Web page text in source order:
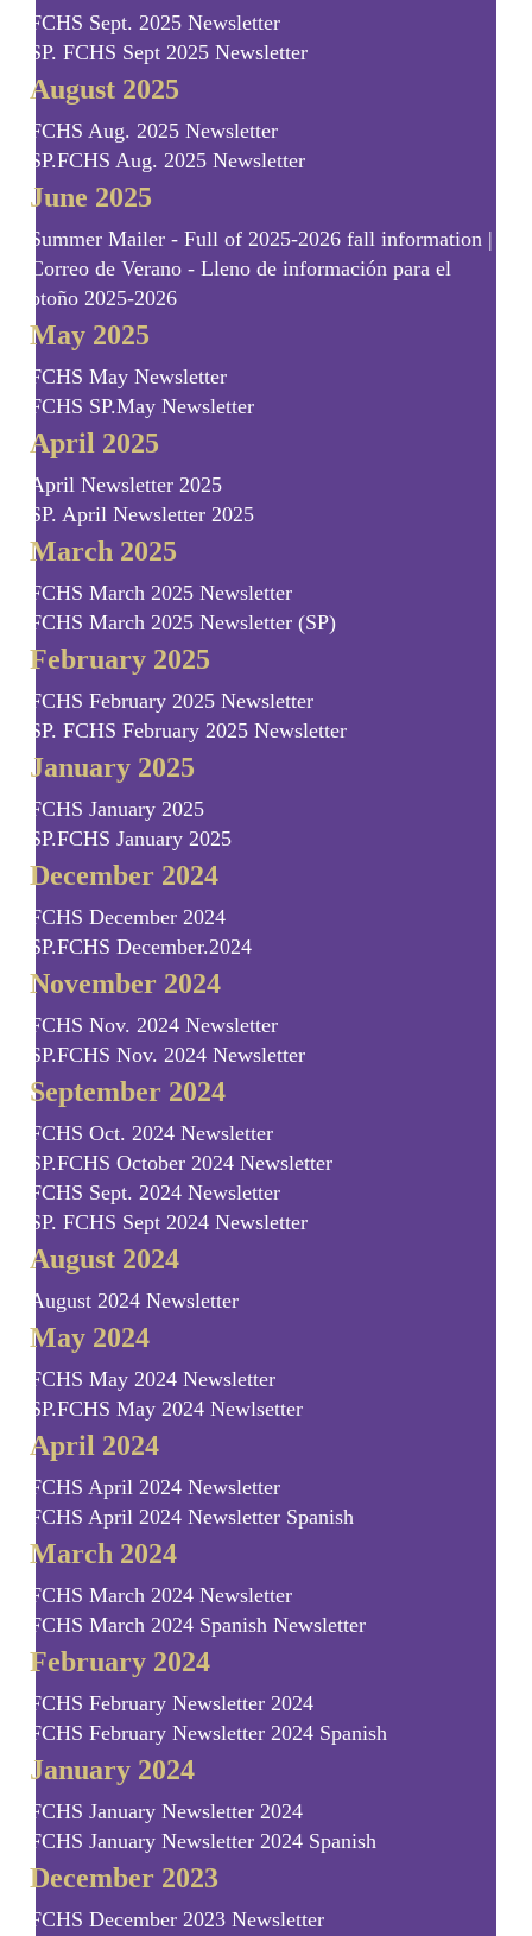
FCHS Sept. 2025 Newsletter
SP. FCHS Sept 2025 Newsletter
August 2025
FCHS Aug. 2025 Newsletter
SP.FCHS Aug. 2025 Newsletter
June 2025
Summer Mailer - Full of 2025-2026 fall information |
Correo de Verano - Lleno de información para el
otoño 2025-2026
May 2025
FCHS May Newsletter
FCHS SP.May Newsletter
April 2025
April Newsletter 2025
SP. April Newsletter 2025
March 2025
FCHS March 2025 Newsletter
FCHS March 2025 Newsletter (SP)
February 2025
FCHS February 2025 Newsletter
SP. FCHS February 2025 Newsletter
January 2025
FCHS January 2025
SP.FCHS January 2025
December 2024
FCHS December 2024
SP.FCHS December.2024
November 2024
FCHS Nov. 2024 Newsletter
SP.FCHS Nov. 2024 Newsletter
September 2024
FCHS Oct. 2024 Newsletter
SP.FCHS October 2024 Newsletter
FCHS Sept. 2024 Newsletter
SP. FCHS Sept 2024 Newsletter
August 2024
August 2024 Newsletter
May 2024
FCHS May 2024 Newsletter
SP.FCHS May 2024 Newlsetter
April 2024
FCHS April 2024 Newsletter
FCHS April 2024 Newsletter Spanish
March 2024
FCHS March 2024 Newsletter
FCHS March 2024 Spanish Newsletter
February 2024
FCHS February Newsletter 2024
FCHS February Newsletter 2024 Spanish
January 2024
FCHS January Newsletter 2024
FCHS January Newsletter 2024 Spanish
December 2023
FCHS December 2023 Newsletter